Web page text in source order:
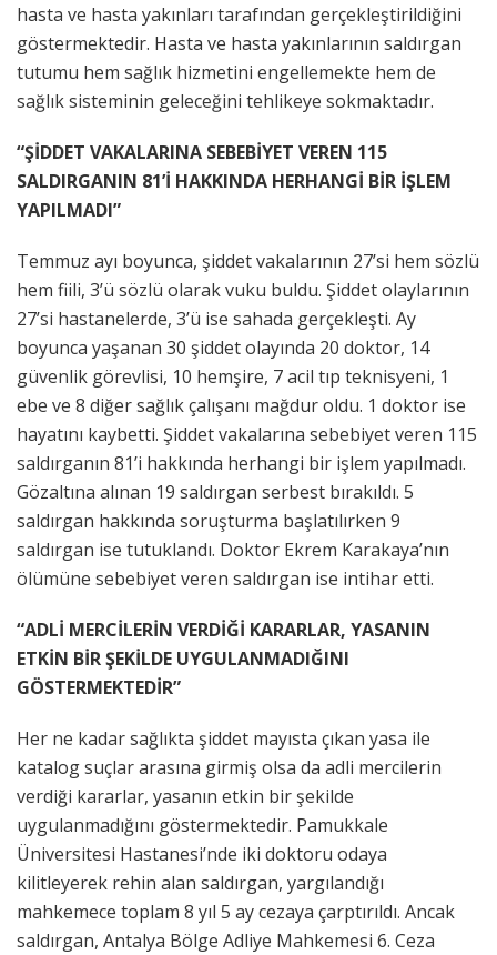
hasta ve hasta yakınları tarafından gerçekleştirildiğini
göstermektedir. Hasta ve hasta yakınlarının saldırgan
tutumu hem sağlık hizmetini engellemekte hem de
sağlık sisteminin geleceğini tehlikeye sokmaktadır.
“ŞİDDET VAKALARINA SEBEBİYET VEREN 115
SALDIRGANIN 81’İ HAKKINDA HERHANGİ BİR İŞLEM
YAPILMADI”
Temmuz ayı boyunca, şiddet vakalarının 27’si hem sözlü
hem fiili, 3’ü sözlü olarak vuku buldu. Şiddet olaylarının
27’si hastanelerde, 3’ü ise sahada gerçekleşti. Ay
boyunca yaşanan 30 şiddet olayında 20 doktor, 14
güvenlik görevlisi, 10 hemşire, 7 acil tıp teknisyeni, 1
ebe ve 8 diğer sağlık çalışanı mağdur oldu. 1 doktor ise
hayatını kaybetti. Şiddet vakalarına sebebiyet veren 115
saldırganın 81’i hakkında herhangi bir işlem yapılmadı.
Gözaltına alınan 19 saldırgan serbest bırakıldı. 5
saldırgan hakkında soruşturma başlatılırken 9
saldırgan ise tutuklandı. Doktor Ekrem Karakaya’nın
ölümüne sebebiyet veren saldırgan ise intihar etti.
“ADLİ MERCİLERİN VERDİĞİ KARARLAR, YASANIN
ETKİN BİR ŞEKİLDE UYGULANMADIĞINI
GÖSTERMEKTEDİR”
Her ne kadar sağlıkta şiddet mayısta çıkan yasa ile
katalog suçlar arasına girmiş olsa da adli mercilerin
verdiği kararlar, yasanın etkin bir şekilde
uygulanmadığını göstermektedir. Pamukkale
Üniversitesi Hastanesi’nde iki doktoru odaya
kilitleyerek rehin alan saldırgan, yargılandığı
mahkemece toplam 8 yıl 5 ay cezaya çarptırıldı. Ancak
saldırgan, Antalya Bölge Adliye Mahkemesi 6. Ceza